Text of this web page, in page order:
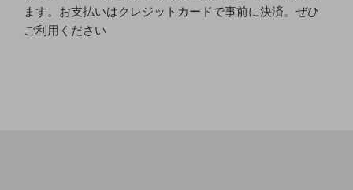
ます。お支払いはクレジットカードで事前に決済。ぜひ
ご利用ください